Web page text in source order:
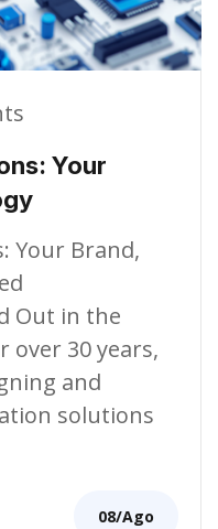
Your
Your Brand,
Out in the
over 30 years,
and
solutions
08/Ago